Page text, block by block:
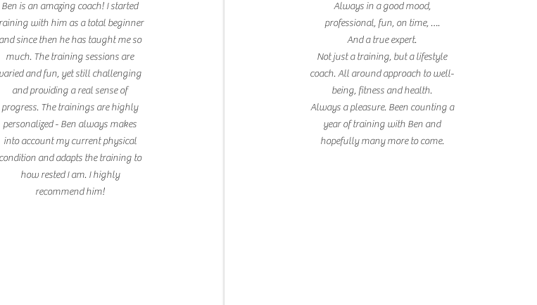
Ben is an amazing coach! I started
with him as a total beginner
and since then he has taught me so
much. The training sessions are
varied and fun, yet still challenging
and providing a real sense of
progress. The trainings are highly
personalized - Ben always makes
into account my current physical
condition and adapts the training to
how rested I am. I highly
recommend him!
Always in a good mood,
professional, fun, on time, ….
And a true expert.
Not just a training, but a lifestyle
coach. All around approach to well-
being, fitness and health.
Always a pleasure. Been counting a
year of training with Ben and
hopefully many more to come.